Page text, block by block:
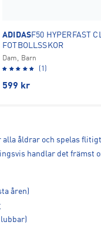
ADIDASF50 HYPERFAST
FOTBOLLSSKOR
Dam, Barn
(1)
599 kr
åldrar och spelas
handlar det främst
åren)